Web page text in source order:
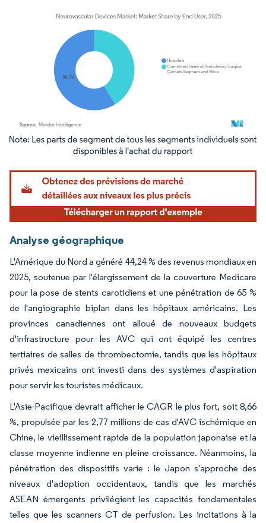
Image © Mordor Intelligence. La réutilisation nécessite une attribution sous CC BY
Analyse géographique
L'Amérique du Nord a généré 44,24 % des revenus mondiaux en
2025, soutenue par l'élargissement de la couverture Medicare
pour la pose de stents carotidiens et une pénétration de 65 %
de l'angiographie biplan dans les hôpitaux américains. Les
provinces canadiennes ont alloué de nouveaux budgets
d'infrastructure pour les AVC qui ont équipé les centres
tertiaires de salles de thrombectomie, tandis que les hôpitaux
privés mexicains ont investi dans des systèmes d'aspiration
pour servir les touristes médicaux.
L'Asie-Pacifique devrait afficher le CAGR le plus fort, soit 8,66
%, propulsée par les 2,77 millions de cas d'AVC ischémique en
Chine, le vieillissement rapide de la population japonaise et la
classe moyenne indienne en pleine croissance. Néanmoins, la
pénétration des dispositifs varie : le Japon s'approche des
niveaux d'adoption occidentaux, tandis que les marchés
ASEAN émergents privilégient les capacités fondamentales
telles que les scanners CT de perfusion. Les incitations à la